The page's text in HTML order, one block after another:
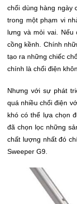
Bán
Chạy
Khuyến
Mãi
Thiết
bị
âm
thanh
chổi dùng hàng ngày
trong một phạm vi
lưng và mỏi vai. Nếu
cồng kềnh. Chính
tạo ra những chiếc
chính là chổi điện
Nhưng với sự phát
quá nhiều chổi điện
khó có thể lựa chọn
đã chọn lọc những
chất lượng nhất đó
Sweeper G9.